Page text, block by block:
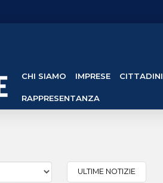
CHI SIAMO IMPRESE CITTADINI
RAPPRESENTANZA
ULTIME NOTIZIE